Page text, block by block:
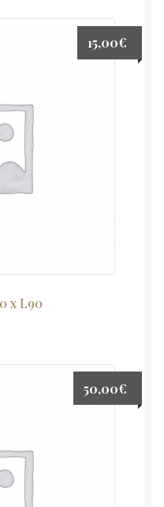
x L90
15,00€
50,00€